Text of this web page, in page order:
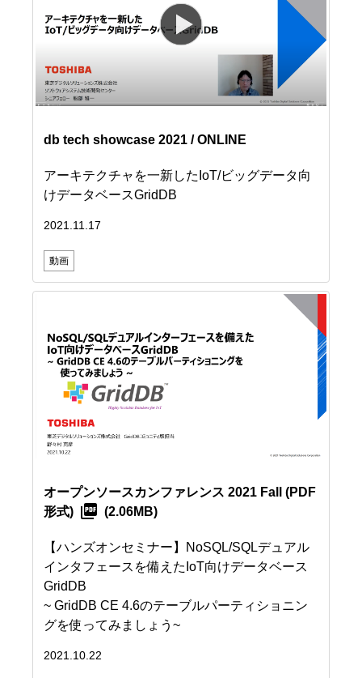
db tech showcase 2021 / ONLINE
アーキテクチャを一新したIoT/ビッグデータ向
けデータベースGridDB
2021.11.17
動画
オープンソースカンファレンス 2021 Fall
(PDF
形式)
(2.06MB)
【ハンズオンセミナー】NoSQL/SQLデュアル
インタフェースを備えたIoT向けデータベース
GridDB
~ GridDB CE 4.6のテーブルパーティショニン
グを使ってみましょう~
2021.10.22